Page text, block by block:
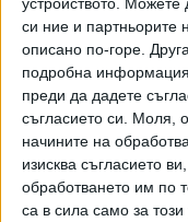
си ние и партньорите
описано по-горе.
подробна
преди да дадете
съгласието си.
Моля,
начините на
изисква съгласието
обработването им по
са в сила само за
Логото на "Мета"
напомняща Лентата
"Аз харесвам
"мета" произлиза
"след".За мен това
можеш да
следващо", каза